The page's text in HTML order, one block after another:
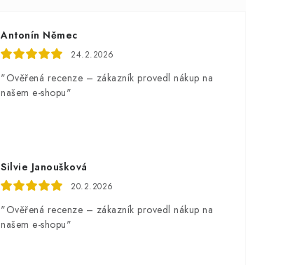
Antonín Němec
24.2.2026
"Ověřená recenze – zákazník provedl nákup na
našem e-shopu"
Silvie Janoušková
20.2.2026
"Ověřená recenze – zákazník provedl nákup na
našem e-shopu"